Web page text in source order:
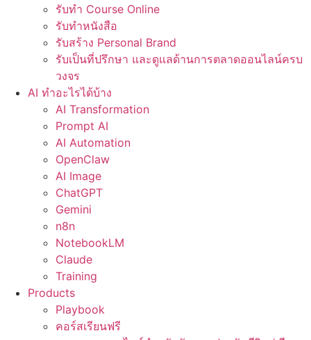
รับทำ Course Online
รับทำหนังสือ
รับสร้าง Personal Brand
รับเป็นที่ปรึกษา และดูแลด้านการตลาดออนไลน์ครบ
วงจร
AI ทำอะไรได้บ้าง
AI Transformation
Prompt AI
AI Automation
OpenClaw
AI Image
ChatGPT
Gemini
n8n
NotebookLM
Claude
Training
Products
Playbook
คอร์สเรียนฟรี